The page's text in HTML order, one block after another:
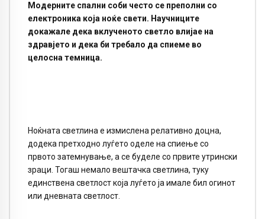
Модерните спални соби често се преполни со
електроника која ноќе свети. Научниците
докажале дека вклученото светло влијае на
здравјето и дека би требало да спиеме во
целосна темница.
Ноќната светлина е измислена релативно доцна,
додека претходно луѓето оделе на спиење со
првото затемнување, а се буделе со првите утрински
зраци. Тогаш немало вештачка светлина, туку
единствена светлост која луѓето ја имале бил огинот
или дневната светлост.